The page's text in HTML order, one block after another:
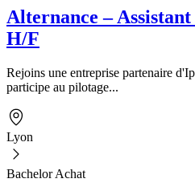
Alternance –
H/F
Rejoins une entreprise partenaire
participe au pilotage...
Lyon
Bachelor Achat